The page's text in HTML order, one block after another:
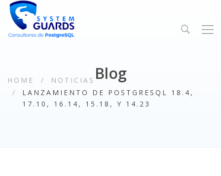
Blog
HOME
NOTICIAS
LANZAMIENTO DE POSTGRESQL 18.4,
17.10, 16.14, 15.18, Y 14.23